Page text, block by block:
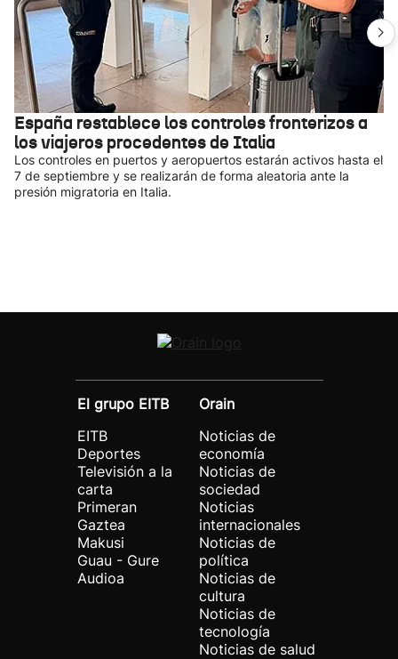
España restablece los controles fronterizos a
los viajeros procedentes de Italia
Los controles en puertos y aeropuertos estarán activos hasta el
7 de septiembre y se realizarán de forma aleatoria ante la
presión migratoria en Italia.
El grupo EITB
EITB
Deportes
Televisión a la
carta
Primeran
Gaztea
Makusi
Guau - Gure
Audioa
Orain
Noticias de
economía
Noticias de
sociedad
Noticias
internacionales
Noticias de
política
Noticias de
cultura
Noticias de
tecnología
Noticias de salud